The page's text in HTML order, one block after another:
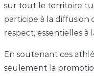
sur tout le territoire
participe à la diffusion
respect, essentielles à
En soutenant ces
seulement la